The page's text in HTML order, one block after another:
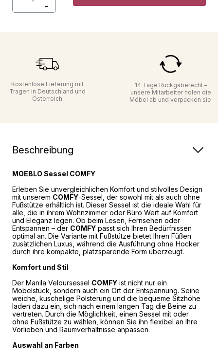
Kostenlose Lieferung mit
Tragen in Deutschland und
Österreich
14 Tage Rückgaberecht –
unsere Mitarbeiter holen die
Möbel ab und verpacken sie
Beschreibung
MOEBLO Sessel COMFY
Erleben Sie unvergleichlichen Komfort und stilvolles Design
mit unserem COMFY-Sessel, der sowohl mit als auch ohne
Fußstütze erhältlich ist. Dieser Sessel ist die ideale Wahl für
alle, die in ihrem Wohnzimmer oder Büro Wert auf Komfort
und Eleganz legen. Ob beim Lesen, Fernsehen oder
Entspannen – der COMFY passt sich Ihren Bedürfnissen
optimal an. Die Variante mit Fußstütze bietet Ihren Füßen
zusätzlichen Luxus, während die Ausführung ohne Hocker
durch ihre kompakte, platzsparende Form überzeugt.
Komfort und Stil
Der Manila Veloursessel COMFY ist nicht nur ein
Möbelstück, sondern auch ein Ort der Entspannung. Seine
weiche, kuschelige Polsterung und die bequeme Sitzhöhe
laden dazu ein, sich nach einem langen Tag die Beine zu
vertreten. Durch die Möglichkeit, einen Sessel mit oder
ohne Fußstütze zu wählen, können Sie ihn flexibel an Ihre
Vorlieben und Raumverhältnisse anpassen.
Auswahl an Farben